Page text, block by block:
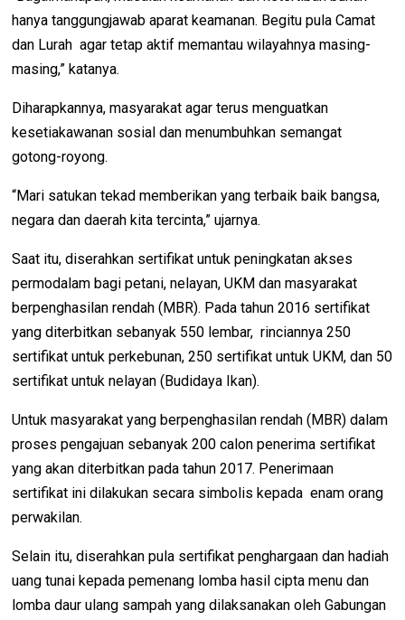
hanya tanggungjawab aparat keamanan. Begitu pula Camat
dan Lurah agar tetap aktif memantau wilayahnya masing-
masing,” katanya.
Diharapkannya, masyarakat agar terus menguatkan
kesetiakawanan sosial dan menumbuhkan semangat
gotong-royong.
“Mari satukan tekad memberikan yang terbaik baik bangsa,
negara dan daerah kita tercinta,” ujarnya.
Saat itu, diserahkan sertifikat untuk peningkatan akses
permodalam bagi petani, nelayan, UKM dan masyarakat
berpenghasilan rendah (MBR). Pada tahun 2016 sertifikat
yang diterbitkan sebanyak 550 lembar, rinciannya 250
sertifikat untuk perkebunan, 250 sertifikat untuk UKM, dan 50
sertifikat untuk nelayan (Budidaya Ikan).
Untuk masyarakat yang berpenghasilan rendah (MBR) dalam
proses pengajuan sebanyak 200 calon penerima sertifikat
yang akan diterbitkan pada tahun 2017. Penerimaan
sertifikat ini dilakukan secara simbolis kepada enam orang
perwakilan.
Selain itu, diserahkan pula sertifikat penghargaan dan hadiah
uang tunai kepada pemenang lomba hasil cipta menu dan
lomba daur ulang sampah yang dilaksanakan oleh Gabungan